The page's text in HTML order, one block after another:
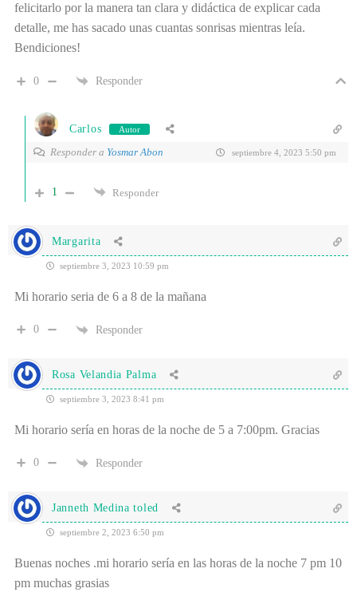
felicitarlo por la manera tan clara y didáctica de explicar cada
detalle, me has sacado unas cuantas sonrisas mientras leía.
Bendiciones!
0 Responder
Carlos Autor
Responder a Yosmar Abon septiembre 4, 2023 5:50 pm
1 Responder
Margarita
septiembre 3, 2023 10:59 pm
Mi horario seria de 6 a 8 de la mañana
0 Responder
Rosa Velandia Palma
septiembre 3, 2023 8:41 pm
Mi horario sería en horas de la noche de 5 a 7:00pm. Gracias
0 Responder
Janneth Medina toled
septiembre 2, 2023 6:50 pm
Buenas noches .mi horario sería en las horas de la noche 7 pm 10
pm muchas grasias